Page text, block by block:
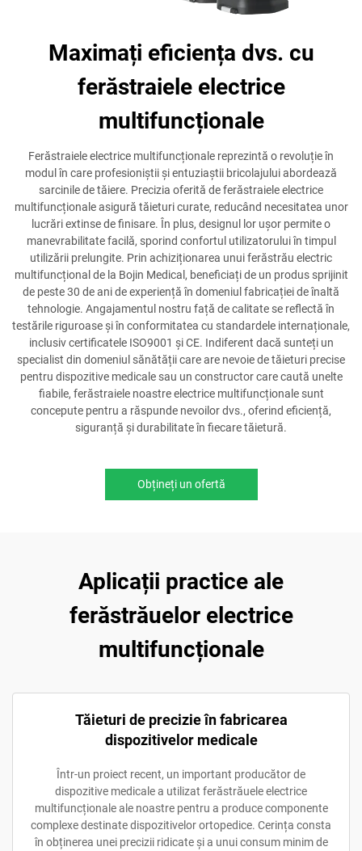
Maximați eficiența dvs. cu
ferăstraiele electrice
multifuncționale
Ferăstraiele electrice multifuncționale reprezintă o revoluție în
modul în care profesioniștii și entuziaștii bricolajului abordează
sarcinile de tăiere. Precizia oferită de ferăstraiele electrice
multifuncționale asigură tăieturi curate, reducând necesitatea unor
lucrări extinse de finisare. În plus, designul lor ușor permite o
manevrabilitate facilă, sporind confortul utilizatorului în timpul
utilizării prelungite. Prin achiziționarea unui ferăstrău electric
multifuncțional de la Bojin Medical, beneficiați de un produs sprijinit
de peste 30 de ani de experiență în domeniul fabricației de înaltă
tehnologie. Angajamentul nostru față de calitate se reflectă în
testările riguroase și în conformitatea cu standardele internaționale,
inclusiv certificatele ISO9001 și CE. Indiferent dacă sunteți un
specialist din domeniul sănătății care are nevoie de tăieturi precise
pentru dispozitive medicale sau un constructor care caută unelte
fiabile, ferăstraiele noastre electrice multifuncționale sunt
concepute pentru a răspunde nevoilor dvs., oferind eficiență,
siguranță și durabilitate în fiecare tăietură.
Obțineți un ofertă
Aplicații practice ale
ferăstrăuelor electrice
multifuncționale
Tăieturi de precizie în fabricarea
dispozitivelor medicale
Într-un proiect recent, un important producător de
dispozitive medicale a utilizat ferăstrăuele electrice
multifuncționale ale noastre pentru a produce componente
complexe destinate dispozitivelor ortopedice. Cerința consta
în obținerea unei precizii ridicate și a unui consum minim de